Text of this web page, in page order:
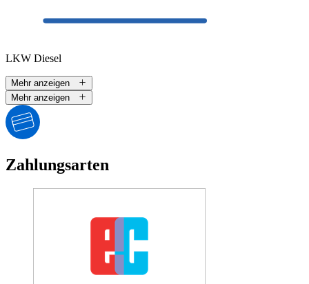
LKW Diesel
Mehr anzeigen
Mehr anzeigen
Zahlungsarten